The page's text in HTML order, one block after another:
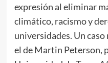
expresión al eliminar
climático, racismo y
universidades. Un
el de Martin Peterson,